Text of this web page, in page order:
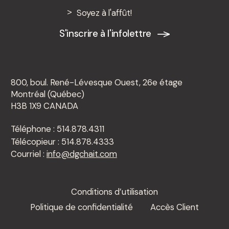
d’associé·e·s à compter du 1er f...
Soyez à l'affût!
S'inscrire à l'infolettre
800, boul. René-Lévesque Ouest, 26e étage
Montréal (Québec)
H3B 1X9 CANADA
Téléphone : 514.878.4311
Télécopieur : 514.878.4333
Courriel : info@dgchait.com
Conditions d’utilisation
Politique de confidentialité
Accès Client